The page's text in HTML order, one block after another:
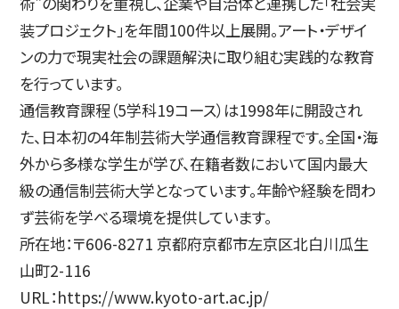
装プロジェクト」を年間100件以上展開。アート・デザイ
ンの力で現実社会の課題解決に取り組む実践的な教育
を行っています。
通信教育課程（5学科19コース）は1998年に開設され
た、日本初の4年制芸術大学通信教育課程です。全国・海
外から多様な学生が学び、在籍者数において国内最大
級の通信制芸術大学となっています。年齢や経験を問わ
ず芸術を学べる環境を提供しています。
所在地：〒606-8271 京都府京都市左京区北白川瓜生
山町2-116
URL：https://www.kyoto-art.ac.jp/